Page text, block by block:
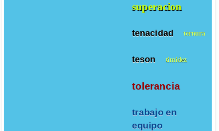
superacion
tenacidad ternura
teson timidez
tolerancia
trabajo en
equipo